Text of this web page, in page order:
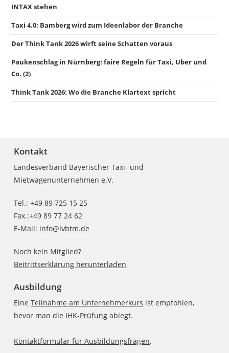
INTAX stehen
Taxi 4.0: Bamberg wird zum Ideenlabor der Branche
Der Think Tank 2026 wirft seine Schatten voraus
Paukenschlag in Nürnberg: faire Regeln für Taxi, Uber und
Co. (2)
Think Tank 2026: Wo die Branche Klartext spricht
Kontakt
Landesverband Bayerischer Taxi- und
Mietwagenunternehmen e.V.
Tel.: +49 89 725 15 25
Fax.:+49 89 77 24 62
E-Mail: info@lvbtm.de
Noch kein Mitglied?
Beitrittserklärung herunterladen
Ausbildung
EineTeilnahme am Unternehmerkurs ist empfohlen,
bevor man die IHK-Prüfung ablegt.
Kontaktformular für Ausbildungsfragen.